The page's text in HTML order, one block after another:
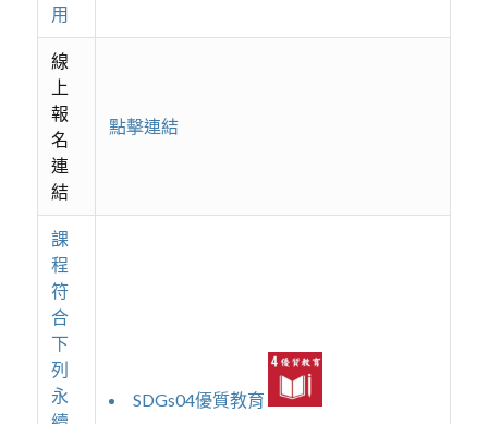
用
線
上
報
名
連
結
點擊連結
課
程
符
合
下
列
永
SDGs04優質教育